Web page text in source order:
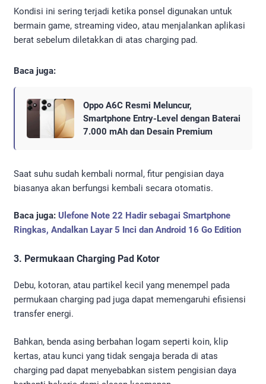
Kondisi ini sering terjadi ketika ponsel digunakan untuk
bermain game, streaming video, atau menjalankan aplikasi
berat sebelum diletakkan di atas charging pad.
Baca juga:
Oppo A6C Resmi Meluncur,
Smartphone Entry-Level dengan Baterai
7.000 mAh dan Desain Premium
Saat suhu sudah kembali normal, fitur pengisian daya
biasanya akan berfungsi kembali secara otomatis.
Baca juga: Ulefone Note 22 Hadir sebagai Smartphone
Ringkas, Andalkan Layar 5 Inci dan Android 16 Go Edition
3. Permukaan Charging Pad Kotor
Debu, kotoran, atau partikel kecil yang menempel pada
permukaan charging pad juga dapat memengaruhi efisiensi
transfer energi.
Bahkan, benda asing berbahan logam seperti koin, klip
kertas, atau kunci yang tidak sengaja berada di atas
charging pad dapat menyebabkan sistem pengisian daya